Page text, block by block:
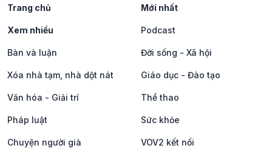
Trang chủ Mới nhất
Xem nhiều Podcast
Bàn và luận Đời sống - Xã hội
Xóa nhà tạm, nhà dột nát Giáo dục - Đào tạo
Văn hóa - Giải trí Thể thao
Pháp luật Sức khỏe
Chuyện người già VOV2 kết nối